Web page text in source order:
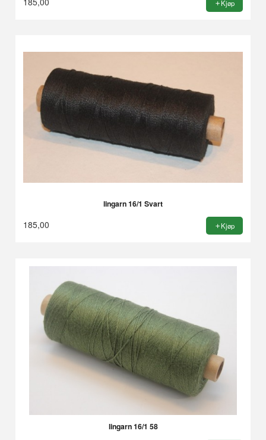
Kjøp
lingarn 16/1 Svart
185,00 Kjøp
lingarn 16/1 58